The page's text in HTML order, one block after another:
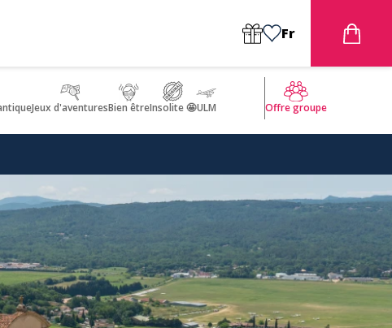
Fr
Jeux d'aventuresBien êtreInsolite 🤩ULM Offre groupe